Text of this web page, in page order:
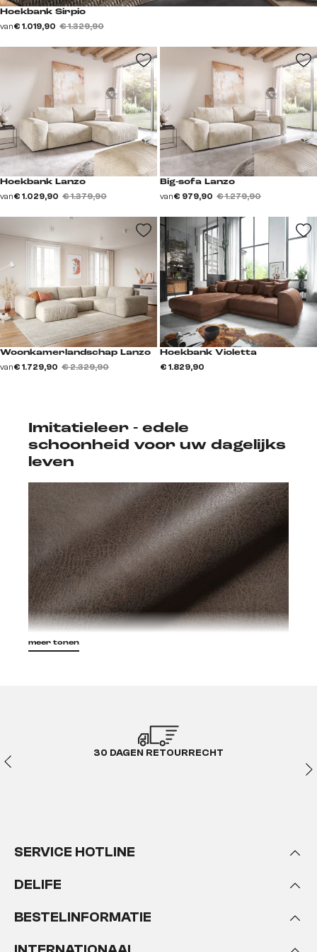
Hoekbank Sirpio
van€ 1.019,90 € 1.329,90
Hoekbank Lanzo
van€ 1.029,90 € 1.379,90
Big-sofa Lanzo
van€ 979,90 € 1.279,90
Woonkamerlandschap Lanzo
van€ 1.729,90 € 2.329,90
Hoekbank Violetta
€ 1.829,90
Imitatieleer - edele
schoonheid voor uw dagelijks
leven
nabootsen. Naast de kostenfactor heeft het
materiaal ook andere voordelen.
het nu gaat om een stoel, bank of fauteuil - het
rimpels.
Naast de verschillende toepassingsgebieden kan
meer tonen
30 DAGEN RETOURRECHT
SERVICE HOTLINE
DELIFE
BESTELINFORMATIE